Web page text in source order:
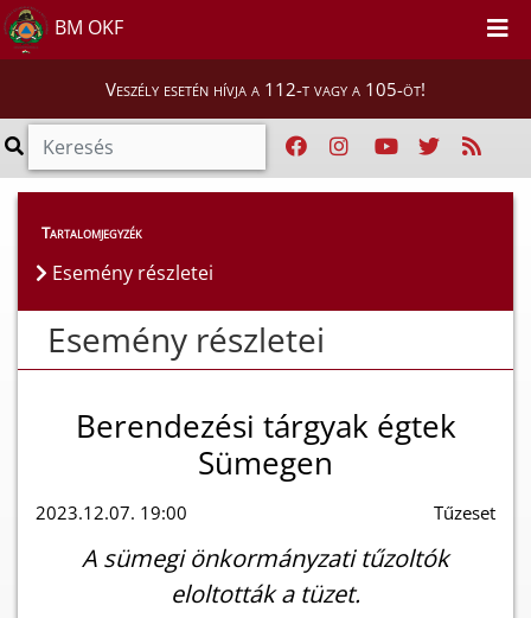
BM OKF
Veszély esetén hívja a 112-t vagy a 105-öt!
Esemény részletei
Tartalomjegyzék
Esemény részletei
Esemény részletei
Berendezési tárgyak égtek
Sümegen
2023.12.07. 19:00 Tűzeset
A sümegi önkormányzati tűzoltók
eloltották a tüzet.